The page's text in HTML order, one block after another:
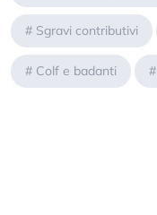
# Sgravi contributivi
# Colf e badanti #